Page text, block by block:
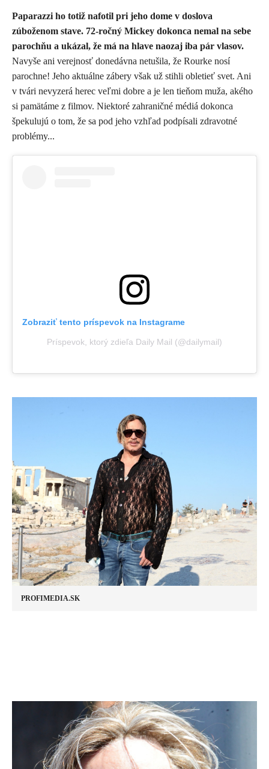
Paparazzi ho totiž nafotil pri jeho dome v doslova
zúboženom stave. 72-ročný Mickey dokonca nemal na sebe
parochňu a ukázal, že má na hlave naozaj iba pár vlasov.
Navyše ani verejnosť donedávna netušila, že Rourke nosí
parochne! Jeho aktuálne zábery však už stihli obletieť svet. Ani
v tvári nevyzerá herec veľmi dobre a je len tieňom muža, akého
si pamätáme z filmov. Niektoré zahraničné médiá dokonca
špekulujú o tom, že sa pod jeho vzhľad podpísali zdravotné
problémy...
Zobraziť tento príspevok na Instagrame
Príspevok, ktorý zdieľa Daily Mail (@dailymail)
PROFIMEDIA.SK